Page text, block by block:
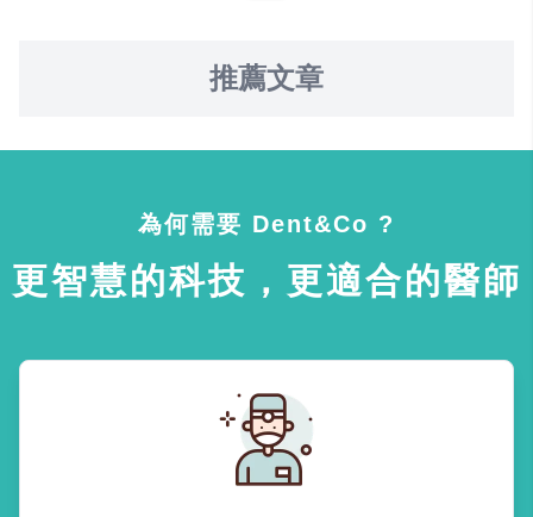
推薦文章
為何需要 Dent&Co ?
更智慧的科技，更適合的醫師